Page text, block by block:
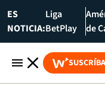
ES
NOTICIA:
Liga
BetPlay
de